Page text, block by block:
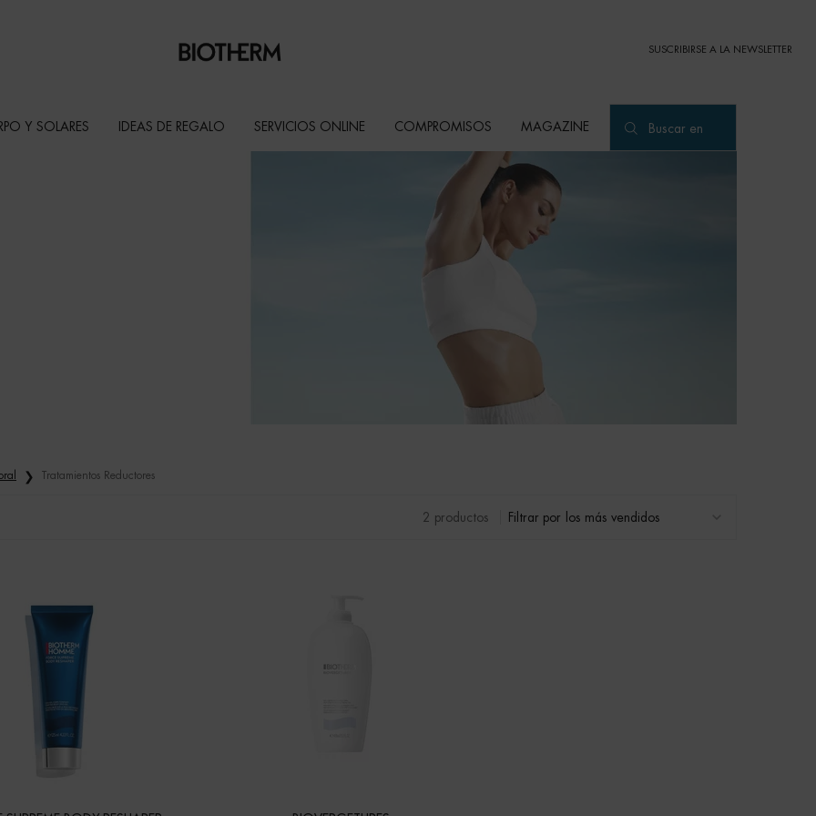
SUSCRIBIRSE A LA NEWSLETTER
Y SOLARES IDEAS DE REGALO SERVICIOS ONLINE COMPROMISOS MAGAZINE Buscar en
Tratamientos Reductores
2 productos Filtrar por